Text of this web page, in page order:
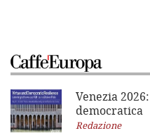
Venezia
democratica
Redazione